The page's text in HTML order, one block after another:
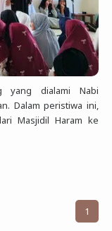
yang dialami Nabi
Dalam peristiwa ini,
Masjidil Haram ke
1